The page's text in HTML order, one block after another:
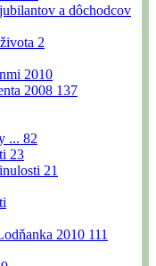
a dôchodcov
2
2010
2008 137
... 82
23
21
2010 111